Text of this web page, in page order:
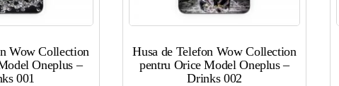
Wow Collection
Oneplus –
001
Husa de Telefon Wow Collection
pentru Orice Model Oneplus –
Drinks 002